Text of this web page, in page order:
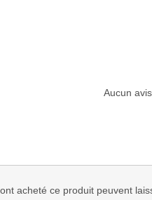
Aucun
acheté ce produit peuvent